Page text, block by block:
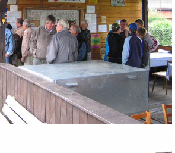
SDH Prace
PRACE
Vinohrádky 373